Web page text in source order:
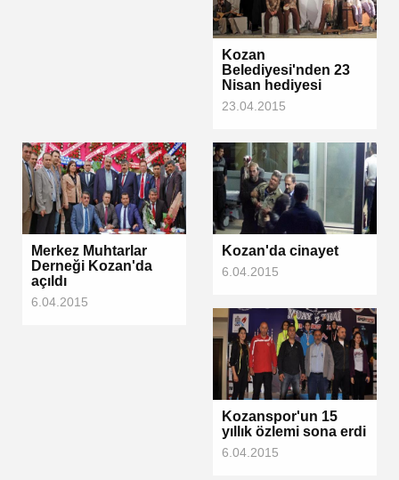
Kozan
Belediyesi'nden 23
Nisan hediyesi
23.04.2015
Merkez Muhtarlar
Derneği Kozan'da
açıldı
6.04.2015
Kozan'da cinayet
6.04.2015
Kozanspor'un 15
yıllık özlemi sona erdi
6.04.2015